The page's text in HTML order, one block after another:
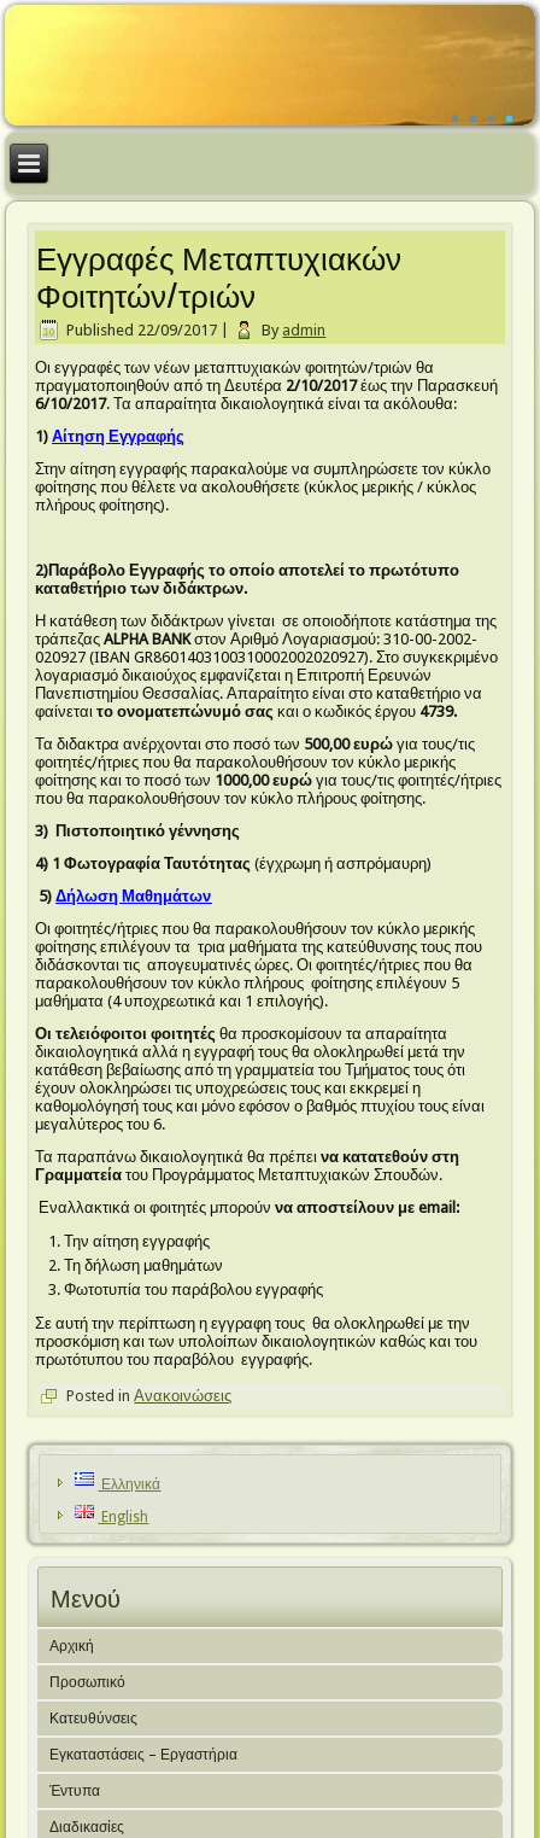
Εγγραφές Μεταπτυχιακών
Φοιτητών/τριών
Published 22/09/2017 By admin
Οι εγγραφές των νέων μεταπτυχιακών φοιτητών/τριών θα
πραγματοποιηθούν από τη Δευτέρα 2/10/2017έως την Παρασκευή
6/10/2017. Τα απαραίτητα δικαιολογητικά είναι τα ακόλουθα:
1)Αίτηση Εγγραφής
Στην αίτηση εγγραφής παρακαλούμε να συμπληρώσετε τον κύκλο
φοίτησης που θέλετε να ακολουθήσετε (κύκλος μερικής / κύκλος
πλήρους φοίτησης).
2)Παράβολο Εγγραφής το οποίο αποτελεί το πρωτότυπο
καταθετήριο των διδάκτρων.
Η κατάθεση των διδάκτρων γίνεται σε οποιοδήποτε κατάστημα της
τράπεζαςALPHA BANKστον Αριθμό Λογαριασμού: 310-00-2002-
020927 (IBAN GR8601403100310002002020927). Στο συγκεκριμένο
λογαριασμό δικαιούχος εμφανίζεται η Επιτροπή Ερευνών
Πανεπιστημίου Θεσσαλίας. Απαραίτητο είναι στο καταθετήριο να
φαίνεταιτο ονοματεπώνυμό σαςκαι ο κωδικός έργου 4739.
Τα διδακτρα ανέρχονται στο ποσό των 500,00 ευρώ για τους/τις
φοιτητές/ήτριες που θα παρακολουθήσουν τον κύκλο μερικής
φοίτησης και το ποσό των 1000,00 ευρώ για τους/τις φοιτητές/ήτριες
που θα παρακολουθήσουν τον κύκλο πλήρους φοίτησης.
3) Πιστοποιητικό γέννησης
4) 1 Φωτογραφία Ταυτότητας(έγχρωμη ή ασπρόμαυρη)
5)Δήλωση Μαθημάτων
Οι φοιτητές/ήτριες που θα παρακολουθήσουν τον κύκλο μερικής
φοίτησης επιλέγουν τα τρια μαθήματα της κατεύθυνσης τους που
διδάσκονται τις απογευματινές ώρες. Οι φοιτητές/ήτριες που θα
παρακολουθήσουν τον κύκλο πλήρους φοίτησης επιλέγουν 5
μαθήματα (4 υποχρεωτικά και 1 επιλογής).
Οι τελειόφοιτοι φοιτητές θα προσκομίσουν τα απαραίτητα
δικαιολογητικά αλλά η εγγραφή τους θα ολοκληρωθεί μετά την
κατάθεση βεβαίωσης από τη γραμματεία του Τμήματος τους ότι
έχουν ολοκληρώσει τις υποχρεώσεις τους και εκκρεμεί η
καθομολόγησή τους και μόνο εφόσον ο βαθμός πτυχίου τους είναι
μεγαλύτερος του 6.
Τα παραπάνω δικαιολογητικά θα πρέπεινα κατατεθούν στη
Γραμματεία του Προγράμματος Μεταπτυχιακών Σπουδών.
Εναλλακτικά οι φοιτητές μπορούννα αποστείλουν μεemail:
Την αίτηση εγγραφής
Τη δήλωση μαθημάτων
Φωτοτυπία του παράβολου εγγραφής
Σε αυτή την περίπτωση η εγγραφη τους θα ολοκληρωθεί με την
προσκόμιση και των υπολοίπων δικαιολογητικών καθώς και του
πρωτότυπου του παραβόλου εγγραφής.
Posted in Ανακοινώσεις
Ελληνικά
English
Μενού
Αρχική
Προσωπικό
Κατευθύνσεις
Εγκαταστάσεις – Εργαστήρια
Έντυπα
Διαδικασίες